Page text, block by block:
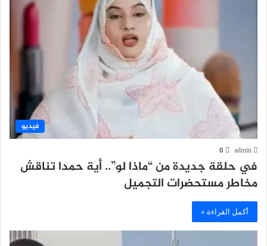
فيديو
admin
0
في حلقة جديدة من “ماذا لو”.. أية حمدا تناقش
مخاطر مستحضرات التجميل
أكمل القراءة »